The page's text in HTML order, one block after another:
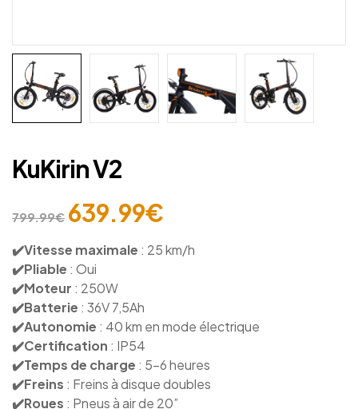
KuKirin V2
799.99€ 639.99€
✔️Vitesse maximale : 25 km/h
✔️Pliable : Oui
✔️Moteur : 250W
✔️Batterie : 36V 7,5Ah
✔️Autonomie : 40 km en mode électrique
✔️Certification : IP54
✔️Temps de charge : 5-6 heures
✔️Freins : Freins à disque doubles
✔️Roues : Pneus à air de 20”